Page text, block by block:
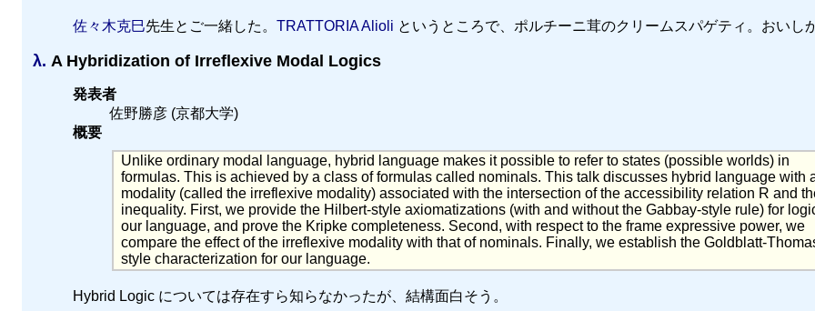
佐々木克巳先生とご一緒した。 TRATTORIA Alioli というところで、ポルチーニ茸のクリームスパゲティ。おいし
λ. A Hybridization of Irreflexive Modal Logics
発表者
佐野勝彦 (京都大学)
概要
Unlike ordinary modal language, hybrid language makes it possible to refer to states (possible worlds) in
formulas. This is achieved by a class of formulas called nominals. This talk discusses hybrid language with
modality (called the irreflexive modality) associated with the intersection of the accessibility relation R and
inequality. First, we provide the Hilbert-style axiomatizations (with and without the Gabbay-style rule) for
our language, and prove the Kripke completeness. Second, with respect to the frame expressive power, we
compare the effect of the irreflexive modality with that of nominals. Finally, we establish the Goldblatt-
style characterization for our language.
Hybrid Logic については存在すら知らなかったが、結構面白そう。